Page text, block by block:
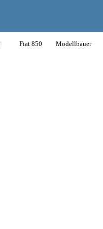
Fiat 850 Modellbauer